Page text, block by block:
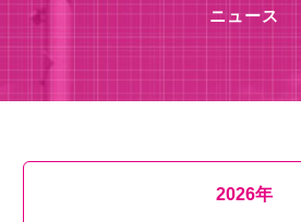
ニュース
2026年